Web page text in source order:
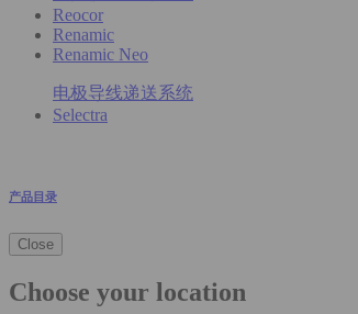
Reocor
Renamic
Renamic Neo
电极导线递送系统
Selectra
产品目录
Close
Choose your location